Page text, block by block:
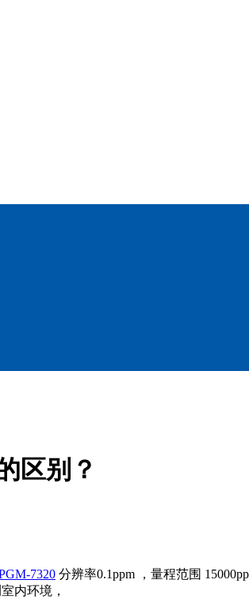
区别？
7320 分辨率0.1ppm ，量程范围
内环境，